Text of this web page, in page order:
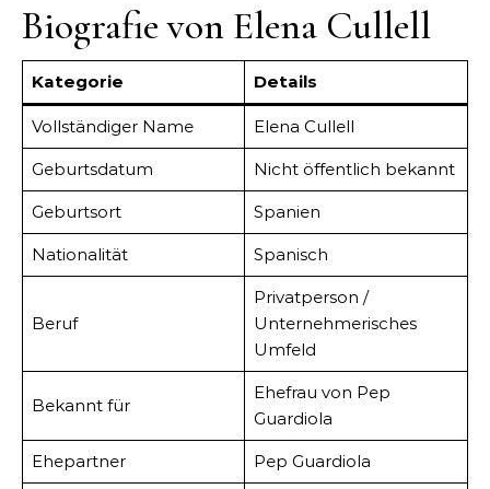
Biografie von Elena Cullell
Kategorie Details
Vollständiger Name Elena Cullell
Geburtsdatum Nicht öffentlich bekannt
Geburtsort Spanien
Nationalität Spanisch
Beruf
Privatperson /
Unternehmerisches
Umfeld
Bekannt für
Ehefrau von Pep
Guardiola
Ehepartner Pep Guardiola